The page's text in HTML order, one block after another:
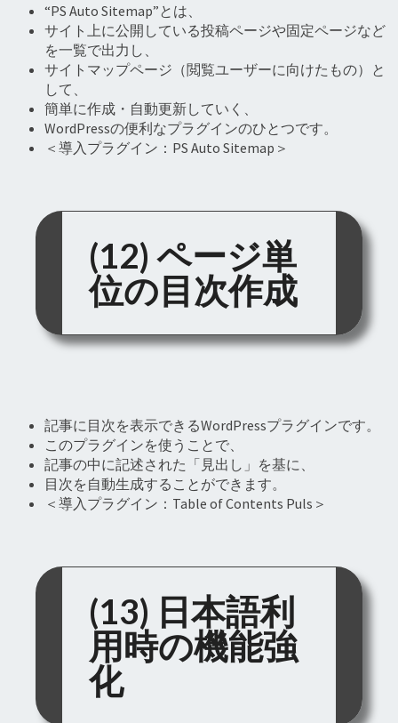
“PS Auto Sitemap”とは、
サイト上に公開している投稿ページや固定ページなど
を一覧で出力し、
サイトマップページ（閲覧ユーザーに向けたもの）と
して、
簡単に作成・自動更新していく、
WordPressの便利なプラグインのひとつです。
＜導入プラグイン：PS Auto Sitemap＞
(12) ページ単
位の目次作成
記事に目次を表示できるWordPressプラグインです。
このプラグインを使うことで、
記事の中に記述された「見出し」を基に、
目次を自動生成することができます。
＜導入プラグイン：Table of Contents Puls＞
(13) 日本語利
用時の機能強
化